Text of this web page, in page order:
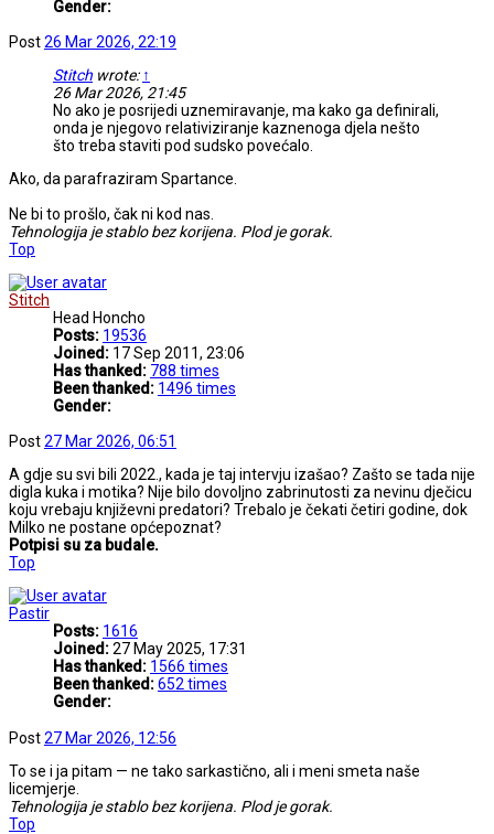
Gender:
Post26 Mar 2026, 22:19
Stitch wrote: ↑
26 Mar 2026, 21:45
No ako je posrijedi uznemiravanje, ma kako ga definirali,
onda je njegovo relativiziranje kaznenoga djela nešto
što treba staviti pod sudsko povećalo.
Ako, da parafraziram Spartance.
Ne bi to prošlo, čak ni kod nas.
Tehnologija je stablo bez korijena. Plod je gorak.
Top
Stitch
Head Honcho
Posts: 19536
Joined: 17 Sep 2011, 23:06
Has thanked: 788 times
Been thanked: 1496 times
Gender:
Post27 Mar 2026, 06:51
A gdje su svi bili 2022., kada je taj intervju izašao? Zašto se tada nije
digla kuka i motika? Nije bilo dovoljno zabrinutosti za nevinu dječicu
koju vrebaju književni predatori? Trebalo je čekati četiri godine, dok
Milko ne postane općepoznat?
Potpisi su za budale.
Top
Pastir
Posts: 1616
Joined:27 May 2025, 17:31
Has thanked: 1566 times
Been thanked:652 times
Gender:
Post27 Mar 2026, 12:56
To se i ja pitam — ne tako sarkastično, ali i meni smeta naše
licemjerje.
Tehnologija je stablo bez korijena. Plod je gorak.
Top